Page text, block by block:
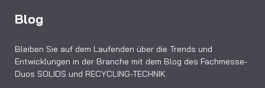
Blog
Bleiben Sie auf dem Laufenden über die Trends und
Entwicklungen in der Branche mit dem Blog des Fachmesse-
Duos SOLIDS und RECYCLING-TECHNIK.